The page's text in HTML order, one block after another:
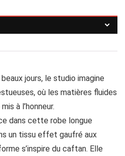
jours, le studio imagine
où les matières fluides
à l’honneur.
dans cette robe longue
un tissu effet gaufré aux
s’inspire du caftan. Elle